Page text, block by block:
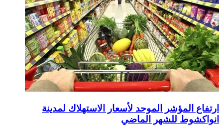
ارتفاع المؤشر الموحد لأسعار الاستهلاك لمدينة
انواكشوط للشهر الماضي